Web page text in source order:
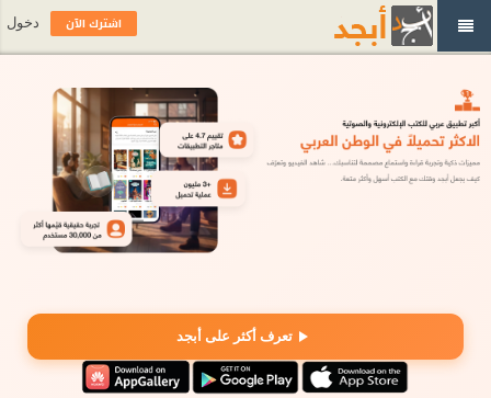
تعرف أكثر على أبجد
اشترك الآن دخول